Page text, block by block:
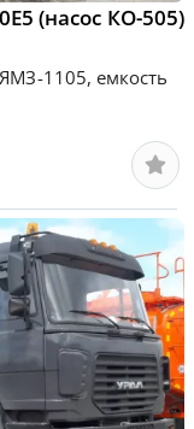
(насос КО-505)
1105, емкость